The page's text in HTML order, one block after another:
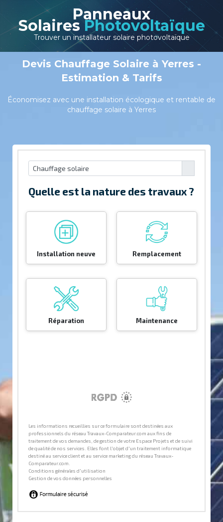
Panneaux
Solaires Photovoltaïque
Trouver un installateur solaire photovoltaïque
Devis Chauffage Solaire à Yerres -
Estimation & Tarifs
Économisez avec une installation écologique et rentable de
chauffage solaire à Yerres